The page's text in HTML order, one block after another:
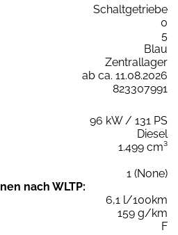
Schaltgetriebe
0
5
Blau
Zentrallager
ab ca. 11.08.2026
823307991
96 kW / 131 PS
Diesel
1.499 cm³
1 (None)
nach WLTP:
6,1 l/100km
159 g/km
F